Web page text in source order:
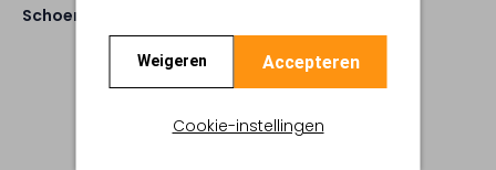
Weigeren Accepteren
Cookie-instellingen
Schoenen